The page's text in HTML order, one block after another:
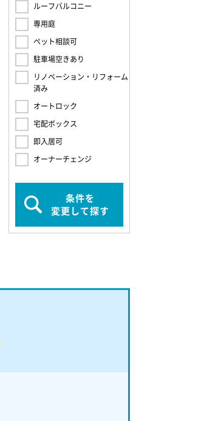
ルーフバルコニー
専用庭
ペット相談可
駐車場空きあり
リノベーション・リフォーム
済み
オートロック
宅配ボックス
即入居可
オーナーチェンジ
条件を
変更して探す